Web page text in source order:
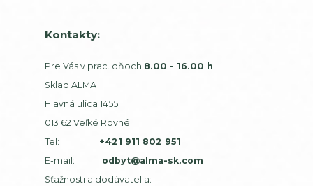
Kontakty:
Pre Vás v prac. dňoch 8.00 - 16.00 h
Sklad ALMA
Hlavná ulica 1455
013 62 Veľké Rovné
Tel:
+421 911 802 951
E-mail: odbyt@alma-sk.com
Sťažnosti a dodávatelia: